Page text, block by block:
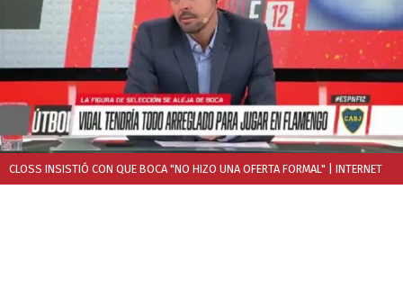
CLOSS INSISTIÓ CON QUE BOCA "NO HIZO UNA OFERTA FORMAL" | INTERNET